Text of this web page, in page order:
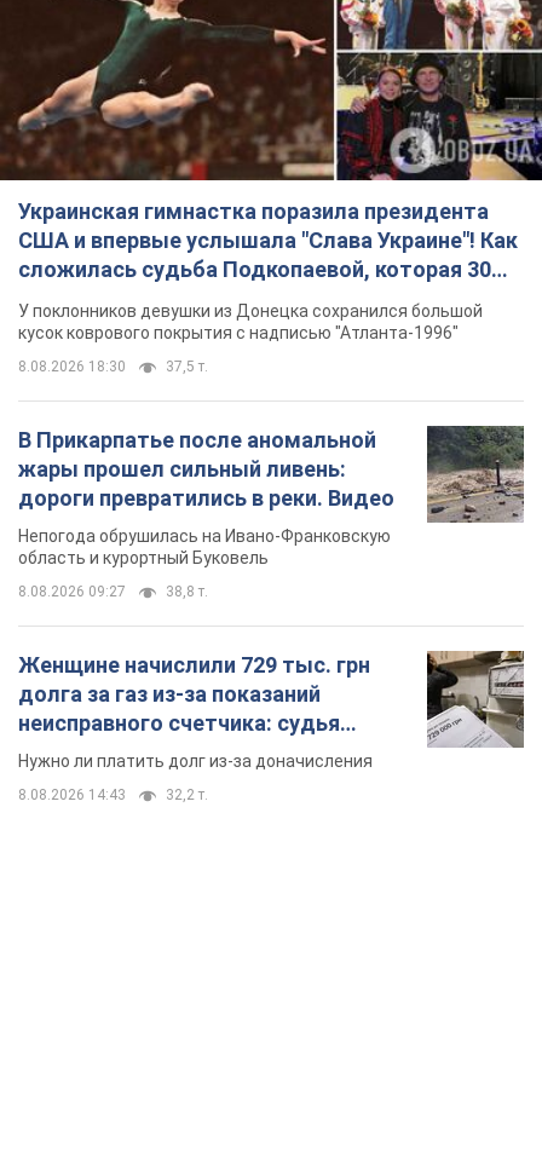
Украинская гимнастка поразила президента
США и впервые услышала "Слава Украине"! Как
сложилась судьба Подкопаевой, которая 30
лет назад завоевала "золото" Олимпиады
У поклонников девушки из Донецка сохранился большой
кусок коврового покрытия с надписью "Атланта-1996"
8.08.2026 18:30 37,5 т.
В Прикарпатье после аномальной
жары прошел сильный ливень:
дороги превратились в реки. Видео
Непогода обрушилась на Ивано-Франковскую
область и курортный Буковель
8.08.2026 09:27 38,8 т.
Женщине начислили 729 тыс. грн
долга за газ из-за показаний
неисправного счетчика: судья
вынес неожиданное решение
Нужно ли платить долг из-за доначисления
8.08.2026 14:43 32,2 т.